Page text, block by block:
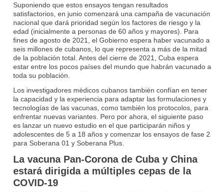
Suponiendo que estos ensayos tengan resultados
satisfactorios, en junio comenzará una campaña de vacunación
nacional que dará prioridad según los factores de riesgo y la
edad (inicialmente a personas de 60 años y mayores). Para
fines de agosto de 2021, el Gobierno espera haber vacunado a
seis millones de cubanos, lo que representa a más de la mitad
de la población total. Antes del cierre de 2021, Cuba espera
estar entre los pocos países del mundo que habrán vacunado a
toda su población.
Los investigadores médicos cubanos también confían en tener
la capacidad y la experiencia para adaptar las formulaciones y
tecnologías de las vacunas, como también los protocolos, para
enfrentar nuevas variantes. Pero por ahora, el siguiente paso
es lanzar un nuevo estudio en el que participarán niños y
adolescentes de 5 a 18 años y comenzar los ensayos de fase 2
para Soberana 01 y Soberana Plus.
La vacuna Pan-Corona de Cuba y China
estará dirigida a múltiples cepas de la
COVID-19